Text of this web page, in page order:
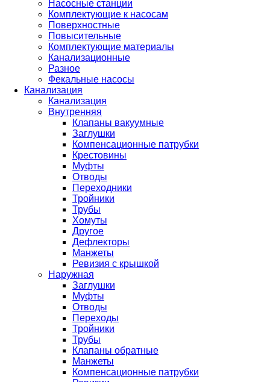
Насосные станции
Комплектующие к насосам
Поверхностные
Повысительные
Комплектующие материалы
Канализационные
Разное
Фекальные насосы
Канализация
Канализация
Внутренняя
Клапаны вакуумные
Заглушки
Компенсационные патрубки
Крестовины
Муфты
Отводы
Переходники
Тройники
Трубы
Хомуты
Другое
Дефлекторы
Манжеты
Ревизия с крышкой
Наружная
Заглушки
Муфты
Отводы
Переходы
Тройники
Трубы
Клапаны обратные
Манжеты
Компенсационные патрубки